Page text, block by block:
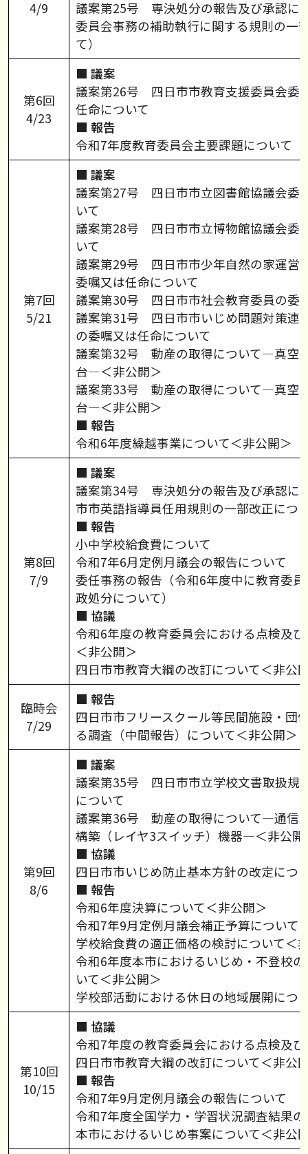
4/9
議案第25号 専決処分の報告及び承認に
委員会事務の補助執行に関する規則の一
て）
第6回
4/23
■ 議案
議案第26号 四日市市教育支援委員会委
任命について
■ 報告
令和7年度教育委員会主要課題について
第7回
5/21
■ 議案
議案第27号 四日市市立図書館協議会委
いて
議案第28号 四日市市立博物館協議会委
いて
議案第29号 四日市市少年自然の家運営
委嘱又は任命について
議案第30号 四日市市社会教育委員の委
議案第31号 四日市市いじめ問題対策連
の委嘱又は任命について
議案第32号 動産の取得について―真空
台―＜非公開＞
議案第33号 動産の取得について―真空
台―＜非公開＞
■ 報告
令和6年度繰越事業について＜非公開＞
第8回
7/9
■ 議案
議案第34号 専決処分の報告及び承認に
市市英語指導員任用規則の一部改正につ
■ 報告
小中学校給食費について
令和7年6月定例月議会の報告について
委任事務の報告（令和6年度中に教育委
政処分について）
■ 協議
令和6年度の教育委員会における点検及
＜非公開＞
四日市市教育大綱の改訂について＜非公
臨時会
7/29
■ 報告
四日市市フリースクール等民間施設・団
る調査（中間報告）について＜非公開＞
第9回
8/6
■ 議案
議案第35号 四日市市立学校文書取扱規
について
議案第36号 動産の取得について―通信
構築（レイヤ3スイッチ）機器―＜非公開
■ 協議
四日市市いじめ防止基本方針の改定につ
■ 報告
令和6年度決算について＜非公開＞
令和7年9月定例月議会補正予算について
学校給食費の適正価格の検討について＜
令和6年度本市におけるいじめ・不登校
いて＜非公開＞
学校部活動における休日の地域展開につ
第10回
10/15
■ 協議
令和7年度の教育委員会における点検及
四日市市教育大綱の改訂について＜非公
■ 報告
令和7年9月定例月議会の報告について
令和7年度全国学力・学習状況調査結果
本市におけるいじめ事案について＜非公